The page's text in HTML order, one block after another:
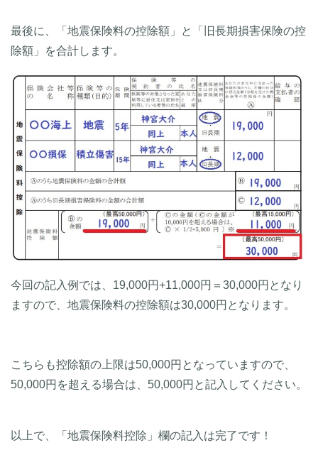
最後に、「地震保険料の控除額」と「旧長期損害保険の控
除額」を合計します。
今回の記入例では、19,000円+11,000円＝30,000円となり
ますので、地震保険料の控除額は30,000円となります。
こちらも控除額の上限は50,000円となっていますので、
50,000円を超える場合は、50,000円と記入してください。
以上で、「地震保険料控除」欄の記入は完了です！